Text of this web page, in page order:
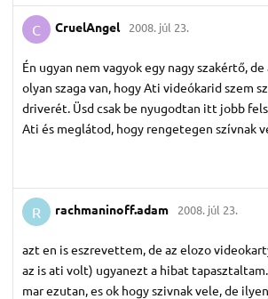
C CruelAngel 2008. júl 23.
Én ugyan nem vagyok egy nagy szakértő,
olyan szaga van, hogy Ati videókarid szem
driverét. Üsd csak be nyugodtan itt jobb
Ati és meglátod, hogy rengetegen szívnak
R rachmaninoff.​adam 2008. júl 23.
azt en is eszrevettem, de az elozo
az is ati volt) ugyanezt a hibat
mar ezutan, es ok hogy szivnak vele, de